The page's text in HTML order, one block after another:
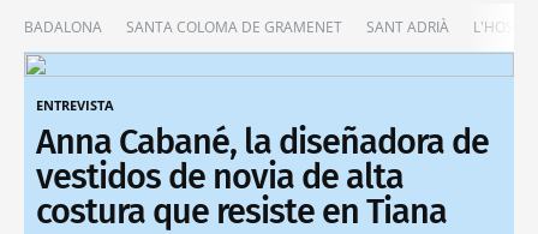
BADALONA SANTA COLOMA DE GRAMENET SANT ADRIÀ
ENTREVISTA
Anna Cabané, la diseñadora de
vestidos de novia de alta
costura que resiste en Tiana